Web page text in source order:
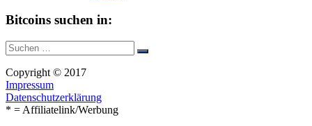
Bitcoins suchen in:
Suche
nach:
Suchen
Copyright © 2017
Impressum
Datenschutzerklärung
* = Affiliatelink/Werbung